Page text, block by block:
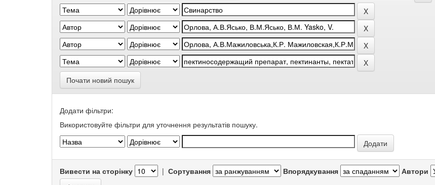
Почати новий пошук
Додати фільтри:
Використовуйте фільтри для уточнення результатів пошуку.
Вивести на сторінку | Сортування Впорядкування Автори